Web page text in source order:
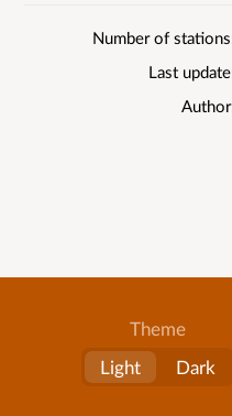
Number of stations
Last update
Author
Theme
Light
Dark